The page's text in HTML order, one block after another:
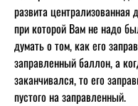
развита централизованная
при которой Вам не надо
думать о том, как его
заправленный баллон, а
заканчивался, то его
пустого на заправленный.